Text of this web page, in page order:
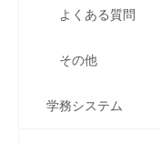
よくある質問
その他
学務システム